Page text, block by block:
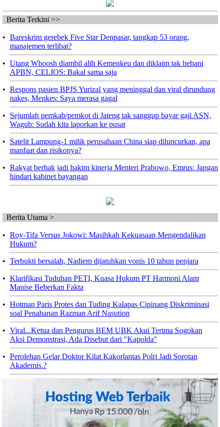
Berita Terkini >>
• Bareskrim gerebek Five Star Denpasar, tangkap 53 orang,
manajemen terlibat?
• Utang Whoosh diambil alih Kemenkeu dan diklaim tak bebani
APBN, CELIOS: Bakal sama saja
• Respons pasien BPJS Yurizal yang meninggal dan viral dirundung
nakes, Menkes: Saya merasa gagal
•
Sejumlah pemkab/pemkot di Jateng tak sanggup bayar gaji ASN,
Wagub: Sudah kita laporkan ke pusat
•
Satelit Lampung-1 milik perusahaan China siap diluncurkan, apa
manfaat dan risikonya?
• Rakyat berhak jadi hakim kinerja Menteri Prabowo, Emrus: Jangan
hindari kabinet bayangan
Berita Utama >
• Roy-Tifa Versus Jokowi: Masihkah Kekuasaan Mengendalikan
Hukum?
• Terbukti bersalah, Nadiem dijatuhkan vonis 10 tahun penjara
• Klarifikasi Tuduhan PETI, Kuasa Hukum PT Harmoni Alam
Manise Beberkan Fakta
• Hotman Paris Protes dan Tuding Kalapas Cipinang Diskriminasi
soal Penahanan Razman Arif Nasution
• Viral...Ketua dan Pengurus BEM UBK Akui Terima Sogokan
Aksi Demonstrasi, Ada Disebut dari "Kapolda"
• Perolehan Gelar Doktor Kilat Kakorlantas Polri Jadi Sorotan
Akademis.?